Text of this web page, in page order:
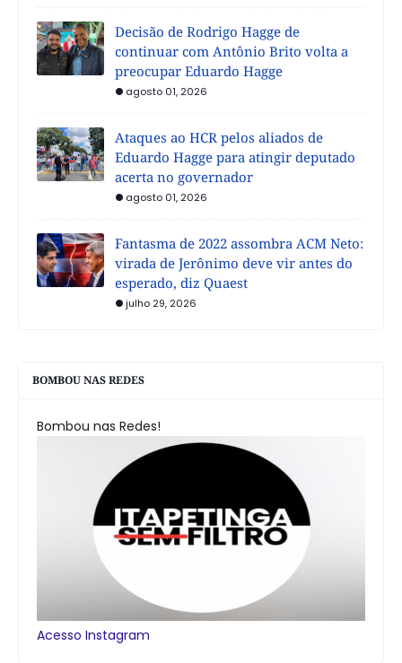
Decisão de Rodrigo Hagge de
continuar com Antônio Brito volta a
preocupar Eduardo Hagge
agosto 01, 2026
Ataques ao HCR pelos aliados de
Eduardo Hagge para atingir deputado
acerta no governador
agosto 01, 2026
Fantasma de 2022 assombra ACM Neto:
virada de Jerônimo deve vir antes do
esperado, diz Quaest
julho 29, 2026
BOMBOU NAS REDES
Bombou nas Redes!
Acesso Instagram